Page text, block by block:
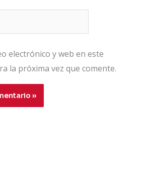
electrónico y web en este
la próxima vez que comente.